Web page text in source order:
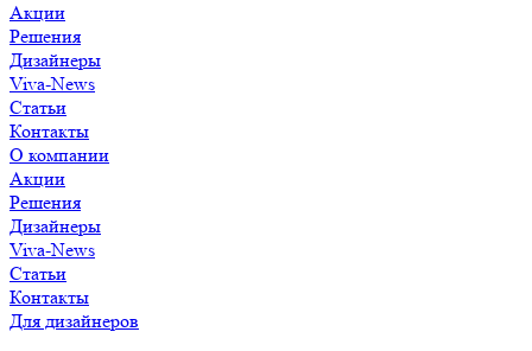
Акции
Решения
Дизайнеры
Viva-News
Статьи
Контакты
О компании
Акции
Решения
Дизайнеры
Viva-News
Статьи
Контакты
Для дизайнеров